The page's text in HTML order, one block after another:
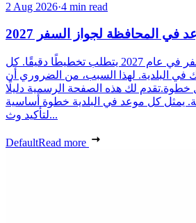
2 Aug 2026·4 min read
في المحافظة لجواز السفر 2027
الحصول على جواز سفر في عام 2027 يتطلب تخطيطًا دقيقًا. كل
في البلدية. لهذا السبب، من الضروري أن
لك هذه الصفحة الرسمية دليلًا
يمثل كل موعد في البلدية خطوة أساسية
لتأكيد وث...
DefaultRead more